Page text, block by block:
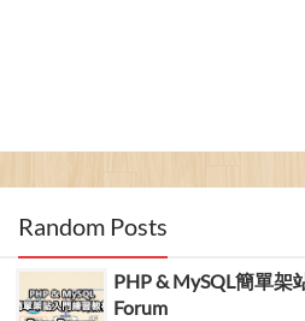
Random Posts
PHP & MySQL簡單架
Forum